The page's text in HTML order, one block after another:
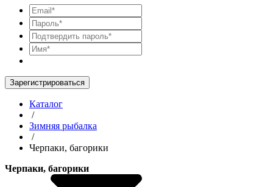
Зарегистрироваться
Каталог
/
Зимняя рыбалка
/
Черпаки, багорики
Черпаки, багорики